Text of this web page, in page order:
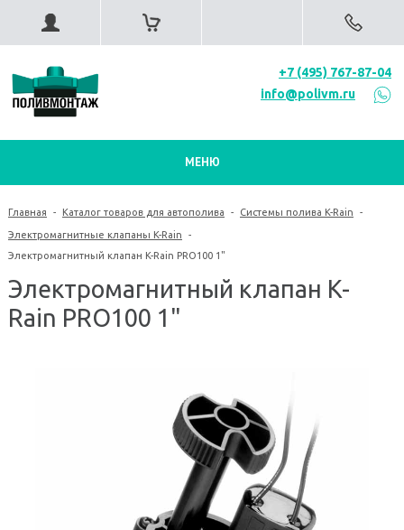
+7 (495) 767-87-04
info@polivm.ru
МЕНЮ
Главная - Каталог товаров для автополива - Системы полива K-Rain -
Электромагнитные клапаны K-Rain
-
Электромагнитный клапан K-Rain PRO100 1"
Электромагнитный клапан K-
Rain PRO100 1"